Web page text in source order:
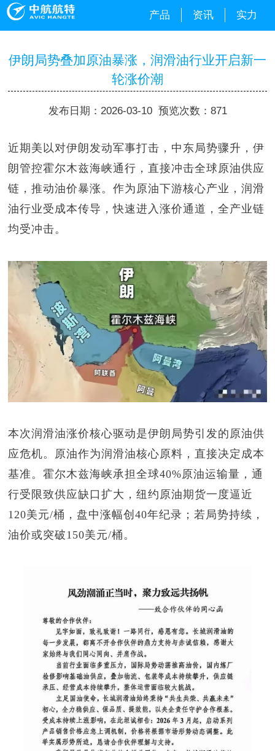
产品 资讯 实力
伊朗局势叠加原油暴涨，润滑油行业开启新一
轮涨价潮
发布日期：2026-03-10 预览次数：871
近期美以对伊朗发动军事打击，中东局势骤升，伊
朗管控霍尔木兹海峡通行，直接冲击全球原油供应
链，推动油价暴涨。作为原油下游核心产业，润滑
油行业受成本传导，快速进入涨价通道，全产业链
均受冲击。
本次润滑油涨价核心驱动是伊朗局势引发的原油供
应危机。原油作为润滑油核心原料，直接决定成本
基准。霍尔木兹海峡承担全球40%原油运输量，通
行受限致供应缺口扩大，纽约原油期货一度逼近
120美元/桶，盘中涨幅创40年纪录；若局势持续，
油价或突破150美元/桶。